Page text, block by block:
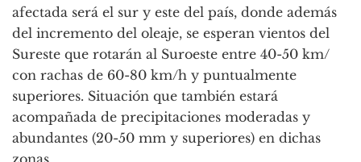
afectada será el sur y este del país, donde además
del incremento del oleaje, se esperan vientos del
Sureste que rotarán al Suroeste entre 40-50 km/
con rachas de 60-80 km/h y puntualmente
superiores. Situación que también estará
acompañada de precipitaciones moderadas y
abundantes (20-50 mm y superiores) en dichas
zonas.